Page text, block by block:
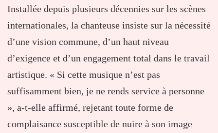
Installée depuis plusieurs décennies sur les scènes
internationales, la chanteuse insiste sur la nécessité
d’une vision commune, d’un haut niveau
d’exigence et d’un engagement total dans le travail
artistique. « Si cette musique n’est pas
suffisamment bien, je ne rends service à personne
», a-t-elle affirmé, rejetant toute forme de
complaisance susceptible de nuire à son image